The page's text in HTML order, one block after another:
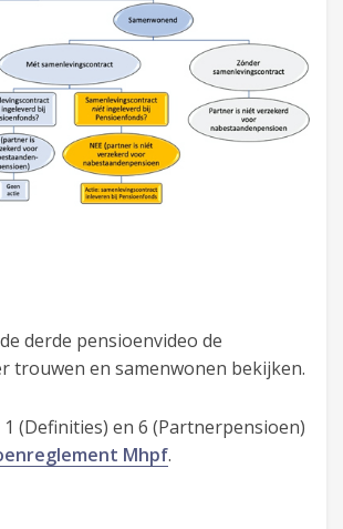
derde pensioenvideo de
trouwen en samenwonen bekijken.
(Definities) en 6 (Partnerpensioen)
Mhpf.